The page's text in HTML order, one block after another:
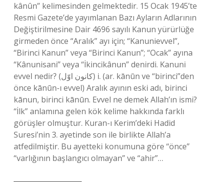
kânûn” kelimesinden gelmektedir. 15 Ocak 1945’te
Resmi Gazete’de yayımlanan Bazı Ayların Adlarının
Değiştirilmesine Dair 4696 sayılı Kanun yürürlüğe
girmeden önce “Aralık” ayı için; “Kanunievvel”,
“Birinci Kanun” veya “Birinci Kanun”; “Ocak” ayına
“Kânunisani” veya “İkincikânun” denirdi. Kanuni
evvel nedir? (ﻛﺎﻧﻮﻥ ﺍﻭّﻝ) i. (ar. kānūn ve “birinci”den
önce kānūn-ı evvel) Aralık ayının eski adı, birinci
kānun, birinci kānūn. Evvel ne demek Allah’ın ismi?
“İlk” anlamına gelen kök kelime hakkında farklı
görüşler olmuştur. Kuran-ı Kerim’deki Hadid
Suresi’nin 3. ayetinde son ile birlikte Allah’a
atfedilmiştir. Bu ayetteki konumuna göre “önce”
“varlığının başlangıcı olmayan” ve “ahir”…